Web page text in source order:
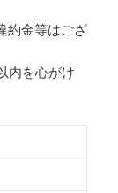
約金等はござ
内を心がけ